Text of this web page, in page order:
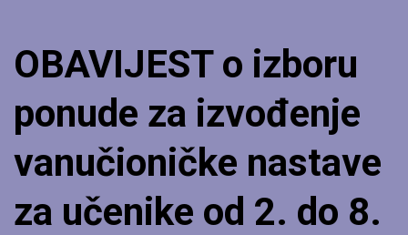
OBAVIJEST o izboru
ponude za izvođenje
vanučioničke nastave
za učenike od 2. do 8.